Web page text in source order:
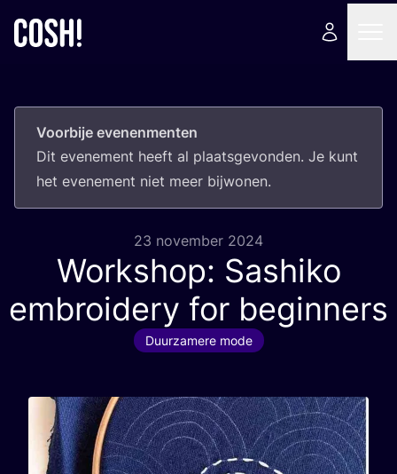
Voorbije evenenmenten
Dit eve­ne­ment heeft al plaats­ge­von­den. Je kunt
het eve­ne­ment niet meer bijwonen.
23 november 2024
Workshop: Sashiko
embroidery for beginners
Duurzamere mode